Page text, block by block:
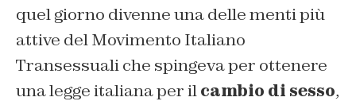
quel giorno divenne una delle menti più
attive del Movimento Italiano
Transessuali che spingeva per ottenere
una legge italiana per ilcambio di sesso,